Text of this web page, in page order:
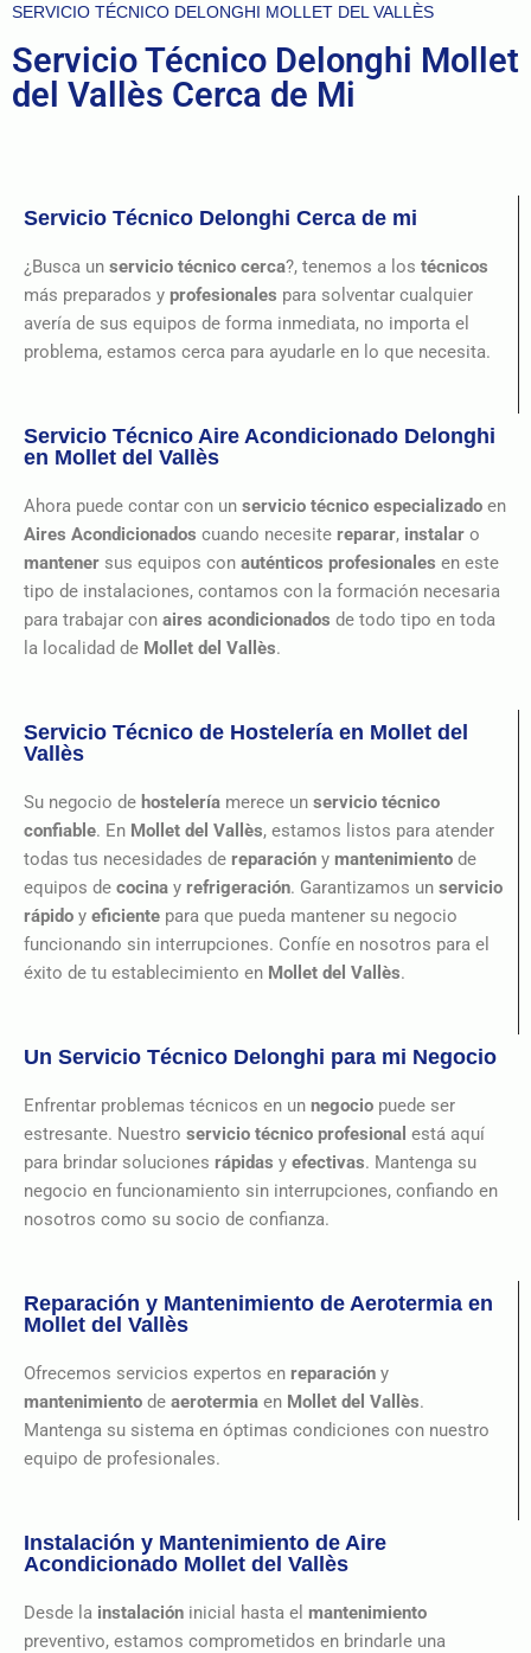
SERVICIO TÉCNICO DELONGHI MOLLET DEL VALLÈS
Servicio Técnico Delonghi Mollet
del Vallès Cerca de Mi
Servicio Técnico Delonghi Cerca de mi
¿Busca un servicio técnico cerca?, tenemos a los técnicos
más preparados y profesionales para solventar cualquier
avería de sus equipos de forma inmediata, no importa el
problema, estamos cerca para ayudarle en lo que necesita.
Servicio Técnico Aire Acondicionado Delonghi
en Mollet del Vallès
Ahora puede contar con un servicio técnico especializado en
Aires Acondicionados cuando necesite reparar, instalar o
mantener sus equipos con auténticos profesionales en este
tipo de instalaciones, contamos con la formación necesaria
para trabajar con aires acondicionados de todo tipo en toda
la localidad de Mollet del Vallès.
Servicio Técnico de Hostelería en Mollet del
Vallès
Su negocio de hostelería merece un servicio técnico
confiable. En Mollet del Vallès, estamos listos para atender
todas tus necesidades de reparación y mantenimiento de
equipos de cocina y refrigeración. Garantizamos un servicio
rápido y eficiente para que pueda mantener su negocio
funcionando sin interrupciones. Confíe en nosotros para el
éxito de tu establecimiento en Mollet del Vallès.
Un Servicio Técnico Delonghi para mi Negocio
Enfrentar problemas técnicos en un negocio puede ser
estresante. Nuestro servicio técnico profesional está aquí
para brindar soluciones rápidas y efectivas. Mantenga su
negocio en funcionamiento sin interrupciones, confiando en
nosotros como su socio de confianza.
Reparación y Mantenimiento de Aerotermia en
Mollet del Vallès
Ofrecemos servicios expertos en reparación y
mantenimiento de aerotermia en Mollet del Vallès.
Mantenga su sistema en óptimas condiciones con nuestro
equipo de profesionales.
Instalación y Mantenimiento de Aire
Acondicionado Mollet del Vallès
Desde la instalación inicial hasta el mantenimiento
preventivo, estamos comprometidos en brindarle una